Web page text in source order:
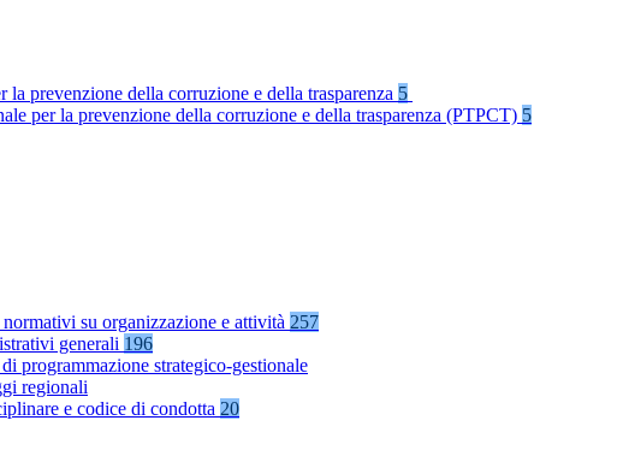
la prevenzione della corruzione e della trasparenza 5
per la prevenzione della corruzione e della trasparenza (PTPCT) 5
su organizzazione e attività 257
generali 196
programmazione strategico-gestionale
regionali
e codice di condotta 20